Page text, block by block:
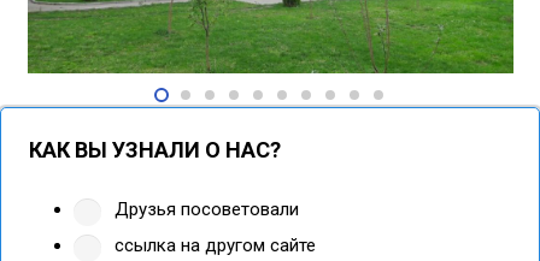
КАК ВЫ УЗНАЛИ О НАС?
Друзья посоветовали
ссылка на другом сайте